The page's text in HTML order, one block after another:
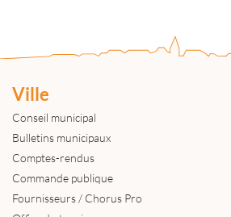
Ville
Conseil municipal
Bulletins municipaux
Comptes-rendus
Commande publique
Fournisseurs / Chorus Pro